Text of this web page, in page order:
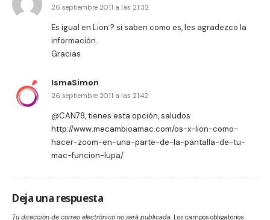
26 septiembre 2011 a las 21:32
Es igual en Lion ? si saben como es, les agradezco la
información.
Gracias
IsmaSimon
26 septiembre 2011 a las 21:42
@CAN78, tienes esta opción, saludos
http://www.mecambioamac.com/os-x-lion-como-
hacer-zoom-en-una-parte-de-la-pantalla-de-tu-
mac-funcion-lupa/
Deja una respuesta
Tu dirección de correo electrónico no será publicada. Los campos obligatorios